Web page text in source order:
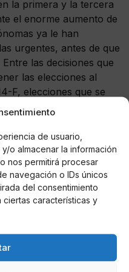
de usuario,
o almacenar la información
nos permitirá procesar
navegación o IDs únicos
del consentimiento
características y
la primera y la tercera
el enorme aumento de
ya le han
urgentes, antes de que
las decisiones que
las elecciones al
F, elecciones que se
el 8F por el TSJC,